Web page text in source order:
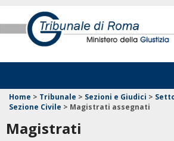
Home > Tribunale > Sezioni e Giudici >
Sezione Civile > Magistrati assegnati
Magistrati